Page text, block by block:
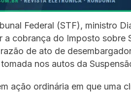
Federal (STF), ministro
a cobrança do Imposto sobre
de ato de
nos autos da
ação ordinária em que uma